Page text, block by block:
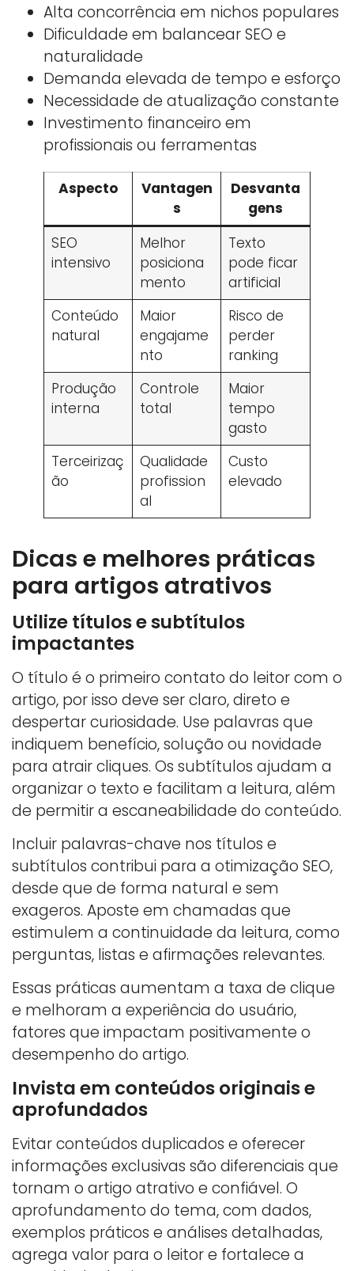
Alta concorrência em nichos populares
Dificuldade em balancear SEO e
naturalidade
Demanda elevada de tempo e esforço
Necessidade de atualização constante
Investimento financeiro em
profissionais ou ferramentas
Aspecto
Vantagen
s
Desvanta
gens
SEO
intensivo
Melhor
posiciona
mento
Texto
pode ficar
artificial
Conteúdo
natural
Maior
engajame
nto
Risco de
perder
ranking
Produção
interna
Controle
total
Maior
tempo
gasto
Terceirizaç
ão
Qualidade
profission
al
Custo
elevado
Dicas e melhores práticas
para artigos atrativos
Utilize títulos e subtítulos
impactantes
O título é o primeiro contato do leitor com o
artigo, por isso deve ser claro, direto e
despertar curiosidade. Use palavras que
indiquem benefício, solução ou novidade
para atrair cliques. Os subtítulos ajudam a
organizar o texto e facilitam a leitura, além
de permitir a escaneabilidade do conteúdo.
Incluir palavras-chave nos títulos e
subtítulos contribui para a otimização SEO,
desde que de forma natural e sem
exageros. Aposte em chamadas que
estimulem a continuidade da leitura, como
perguntas, listas e afirmações relevantes.
Essas práticas aumentam a taxa de clique
e melhoram a experiência do usuário,
fatores que impactam positivamente o
desempenho do artigo.
Invista em conteúdos originais e
aprofundados
Evitar conteúdos duplicados e oferecer
informações exclusivas são diferenciais que
tornam o artigo atrativo e confiável. O
aprofundamento do tema, com dados,
exemplos práticos e análises detalhadas,
agrega valor para o leitor e fortalece a